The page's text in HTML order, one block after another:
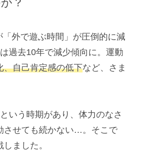
？
外で遊ぶ時間」が圧倒的に減
過去10年で減少傾向に。運動
、自己肯定感の低下など、さま
いう時期があり、体力のなさ
させても続かない…。そこで
ました。